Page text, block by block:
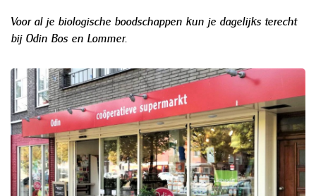
Voor al je biologische boodschappen kun je dagelijks terecht
bij Odin Bos en Lommer.